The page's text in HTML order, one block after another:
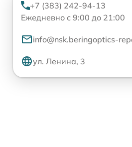
+7 (383) 242-94-13
Ежедневно с 9:00 до 21:00
info@nsk.beringoptics-
ул. Ленина, 3